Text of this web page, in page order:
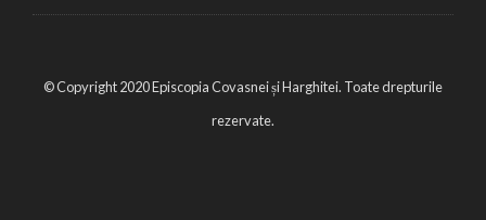
© Copyright 2020 Episcopia Covasnei și Harghitei. Toate drepturile
rezervate.